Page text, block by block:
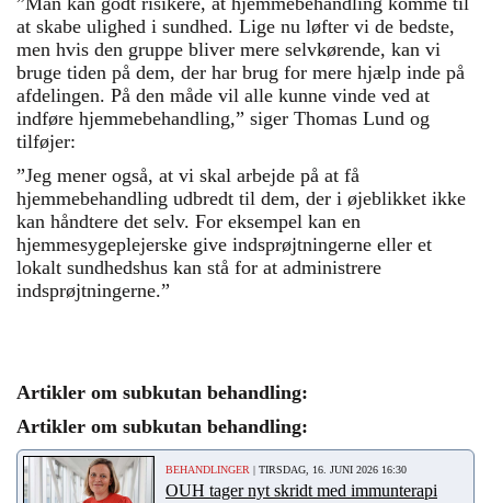
at skabe ulighed i sundhed. Lige nu løfter vi de bedste,
men hvis den gruppe bliver mere selvkørende, kan vi
bruge tiden på dem, der har brug for mere hjælp inde på
afdelingen. På den måde vil alle kunne vinde ved at
indføre hjemmebehandling,” siger Thomas Lund og
tilføjer:
”Jeg mener også, at vi skal arbejde på at få
hjemmebehandling udbredt til dem, der i øjeblikket ikke
kan håndtere det selv. For eksempel kan en
hjemmesygeplejerske give indsprøjtningerne eller et
lokalt sundhedshus kan stå for at administrere
indsprøjtningerne.”
Artikler om subkutan behandling:
Artikler om subkutan behandling:
BEHANDLINGER | TIRSDAG, 16. JUNI 2026 16:30
OUH tager nyt skridt med immunterapi